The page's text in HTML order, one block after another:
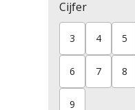
Cijfer
3 4 5
6 7 8
9